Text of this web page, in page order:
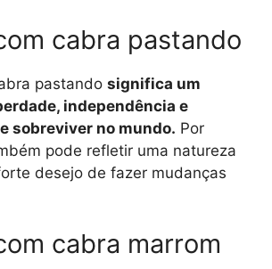
cabra pastando
pastando significa um
independência e
sobreviver no mundo. Por
pode refletir uma natureza
desejo de fazer mudanças
cabra marrom